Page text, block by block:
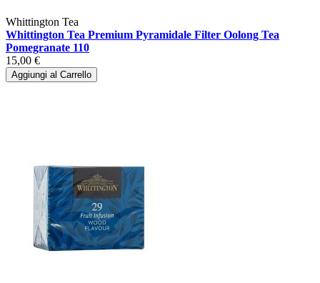
Whittington Tea
Whittington Tea Premium Pyramidale Filter Oolong Tea
Pomegranate 110
15,00 €
Aggiungi al Carrello